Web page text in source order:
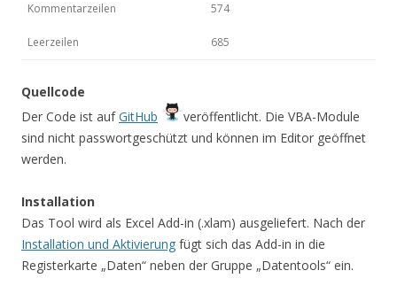
Kommentarzeilen 574
Leerzeilen 685
Quellcode
Der Code ist aufGitHub
veröffentlicht. Die VBA-Module
sind nicht passwortgeschützt und können im Editor geöffnet
werden.
Installation
Das Tool wird als Excel Add-in (.xlam) ausgeliefert. Nach der
Installation und Aktivierung fügt sich das Add-in in die
Registerkarte „Daten“ neben der Gruppe „Datentools“ ein.